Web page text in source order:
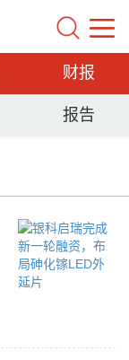
财报
报告